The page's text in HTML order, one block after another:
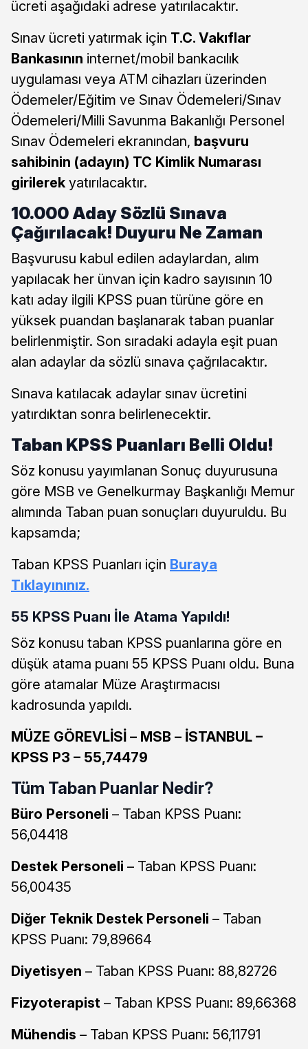
ücreti aşağıdaki adrese yatırılacaktır.
Sınav ücreti yatırmak için T.C. Vakıflar
Bankasının internet/mobil bankacılık
uygulaması veya ATM cihazları üzerinden
Ödemeler/Eğitim ve Sınav Ödemeleri/Sınav
Ödemeleri/Milli Savunma Bakanlığı Personel
Sınav Ödemeleri ekranından, başvuru
sahibinin (adayın) TC Kimlik Numarası
girilerek yatırılacaktır.
10.000 Aday Sözlü Sınava
Çağırılacak! Duyuru Ne Zaman
Başvurusu kabul edilen adaylardan, alım
yapılacak her ünvan için kadro sayısının 10
katı aday ilgili KPSS puan türüne göre en
yüksek puandan başlanarak taban puanlar
belirlenmiştir. Son sıradaki adayla eşit puan
alan adaylar da sözlü sınava çağrılacaktır.
Sınava katılacak adaylar sınav ücretini
yatırdıktan sonra belirlenecektir.
Taban KPSS Puanları Belli Oldu!
Söz konusu yayımlanan Sonuç duyurusuna
göre MSB ve Genelkurmay Başkanlığı Memur
alımında Taban puan sonuçları duyuruldu. Bu
kapsamda;
Taban KPSS Puanları için Buraya
Tıklayınınız.
55 KPSS Puanı İle Atama Yapıldı!
Söz konusu taban KPSS puanlarına göre en
düşük atama puanı 55 KPSS Puanı oldu. Buna
göre atamalar Müze Araştırmacısı
kadrosunda yapıldı.
MÜZE GÖREVLİSİ – MSB – İSTANBUL –
KPSS P3 – 55,74479
Tüm Taban Puanlar Nedir?
Büro Personeli – Taban KPSS Puanı:
56,04418
Destek Personeli – Taban KPSS Puanı:
56,00435
Diğer Teknik Destek Personeli – Taban
KPSS Puanı: 79,89664
Diyetisyen – Taban KPSS Puanı: 88,82726
Fizyoterapist – Taban KPSS Puanı: 89,66368
Mühendis – Taban KPSS Puanı: 56,11791